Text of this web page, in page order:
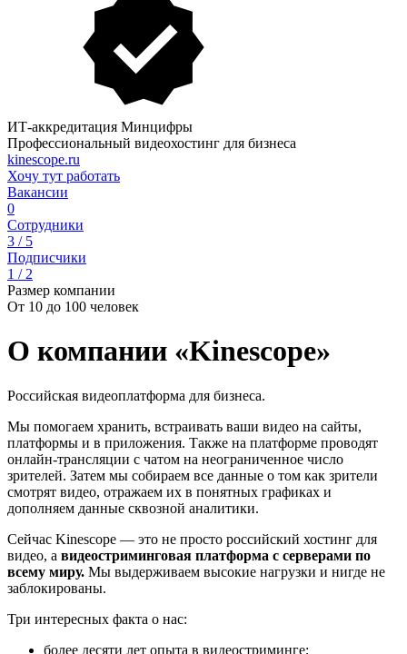
ИТ-аккредитация Минцифры
Профессиональный видеохостинг для бизнеса
kinescope.ru
Хочу тут работать
Вакансии
0
Сотрудники
3 / 5
Подписчики
1 / 2
Размер компании
От 10 до 100 человек
О компании «Kinescope»
Российская видеоплатформа для бизнеса.
Мы помогаем хранить, встраивать ваши видео на сайты,
платформы и в приложения. Также на платформе проводят
онлайн-трансляции с чатом на неограниченное число
зрителей. Затем мы собираем все данные о том как зрители
смотрят видео, отражаем их в понятных графиках и
дополняем данные сквозной аналитики.
Сейчас Kinescope — это не просто российский хостинг для
видео, а видеостриминговая платформа с серверами по
всему миру. Мы выдерживаем высокие нагрузки и нигде не
заблокированы.
Три интересных факта о нас:
более десяти лет опыта в видеостриминге;